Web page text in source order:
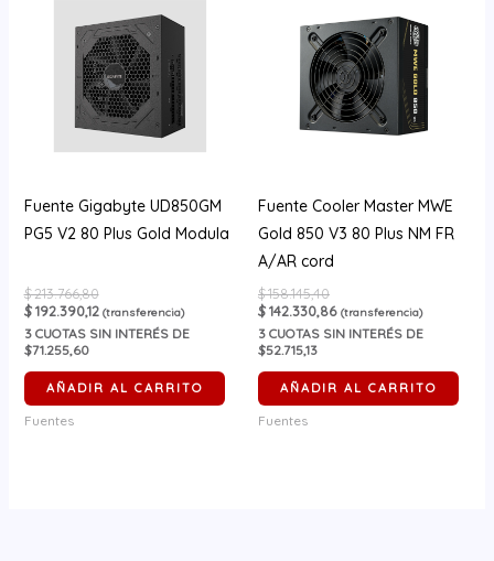
Fuente Gigabyte UD850GM
PG5 V2 80 Plus Gold Modula
$213.766,80
$192.390,12 (transferencia)
3CUOTAS SIN INTERÉS DE
$71.255,60
AÑADIR AL CARRITO
Fuentes
Fuente Cooler Master MWE
Gold 850 V3 80 Plus NM FR
A/AR cord
$158.145,40
$142.330,86 (transferencia)
3 CUOTAS SIN INTERÉS DE
$52.715,13
AÑADIR AL CARRITO
Fuentes